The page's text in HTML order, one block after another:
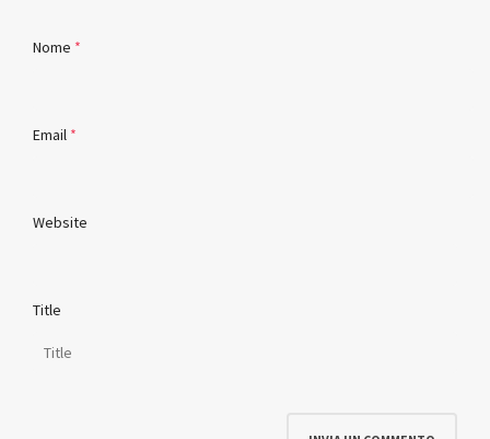
Nome *
Email *
Website
Title